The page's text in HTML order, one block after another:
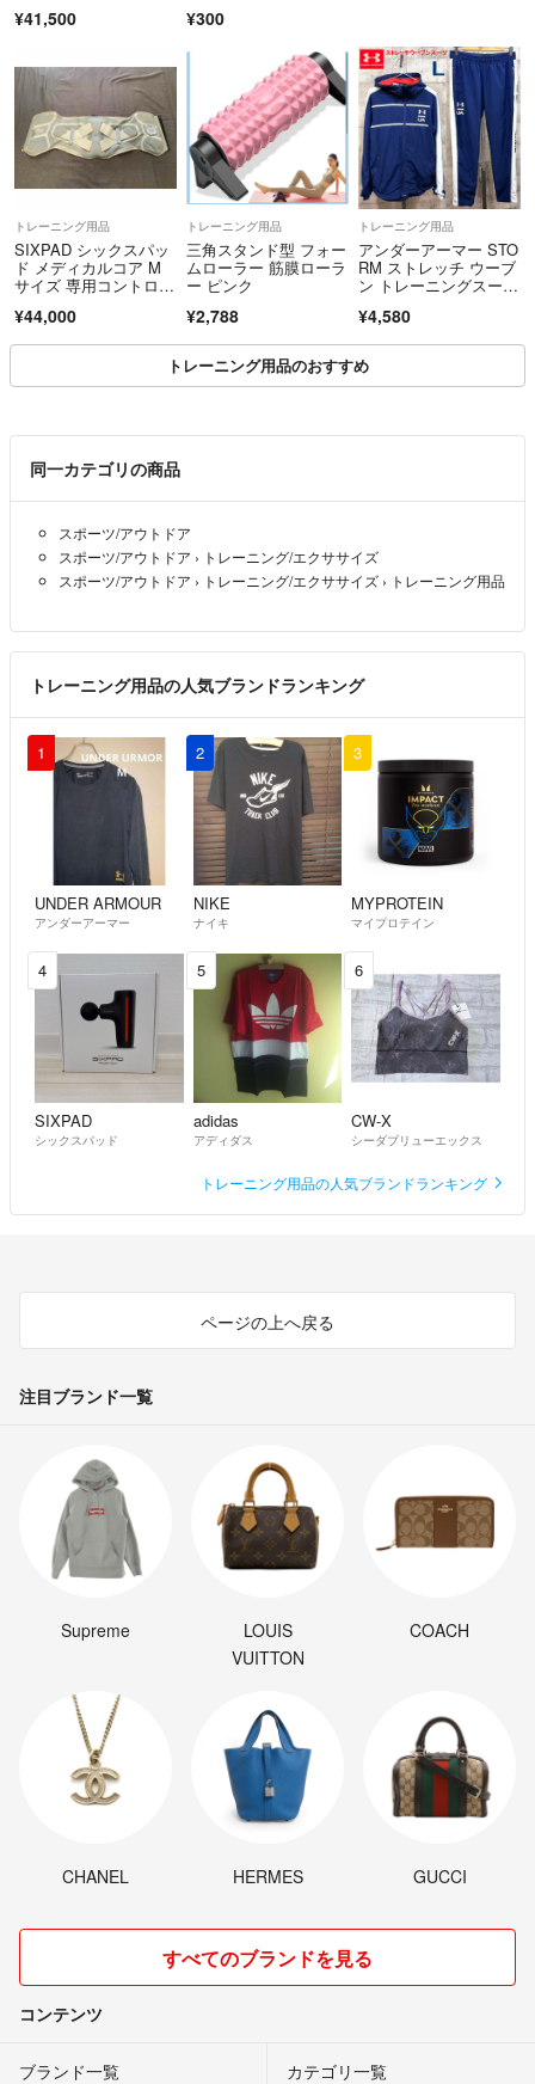
致しかねますので
お顔の見えないやりとりとなりますが、
精一杯対応させて頂きます。
お互いに気持ちの良いやりとりが出来ますように。
それでは、どうぞお楽しみください(^_-)-☆
ート不要 corebelt2 正
¥41,500 ¥300
トレーニング用品
SIXPAD シックスパッ
ド メディカルコア M
サイズ 専用コントロー
¥44,000
トレーニング用品
三角スタンド型 フォー
ムローラー 筋膜ローラ
ー ピンク
¥2,788
トレーニング用品
アンダーアーマー STO
RM ストレッチ ウーブ
ン トレーニングスー
プ L メンズ ウインド
¥4,580
トレーニング用品のおすすめ
同一カテゴリの商品
スポーツ/アウトドア
スポーツ/アウトドア › トレーニング/エクササイズ
スポーツ/アウトドア › トレーニング/エクササイズ › トレーニング用品
トレーニング用品の人気ブランドランキング
1
UNDER ARMOUR
アンダーアーマー
2
NIKE
ナイキ
3
MYPROTEIN
マイプロテイン
4
SIXPAD
シックスパッド
5
adidas
アディダス
6
CW-X
シーダブリューエックス
トレーニング用品の人気ブランドランキング
ページの上へ戻る
注目ブランド一覧
Supreme
LOUIS
VUITTON
COACH
CHANEL HERMES GUCCI
すべてのブランドを見る
コンテンツ
ブランド一覧 カテゴリ一覧